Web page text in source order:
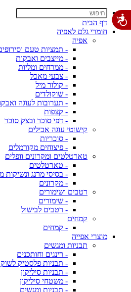
דף הבית
חומרי גלם לאפיה
אפיה
- תמציות טעם
- מייצבים ואבקות
- ממרחים ומליות
- צבעי מאכל
- קולור מיל
- שוקולדים
- תערובות לעוגה
- קצפות
- דפי סוכר ובצק סוכר
קישוטי עוגה אכילים
- סוכריות
- פיצוחים מקורמלים
טארטלטים ומקרונים וופלים
- טארטלטים
- בסיסי מרנג ונשיקות
- מקרונים
רטבים ושימורים
- שימורים
- רטבים לבישול
קמחים
- קמחים
מוצרי אפייה
תבניות ומגשים
- רינגים וחותכנים
- תבניות פלסטיק
- תבניות סיליקון
- משטחי סיליקון
- תבניות ומגשים